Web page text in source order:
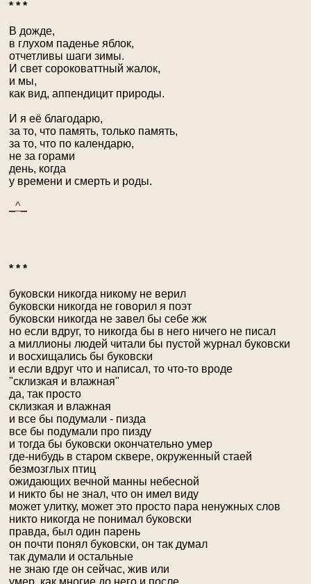
* * *
В дожде,
в глухом паденье яблок,
отчетливы шаги зимы.
И свет сороковаттный жалок,
и мы,
как вид, аппендицит природы.
И я её благодарю,
за то, что память, только память,
за то, что по календарю,
не за горами
день, когда
у времени и смерть и роды.
_^_
* * *
буковски никогда никому не верил
буковски никогда не говорил я поэт
буковски никогда не завел бы себе жж
но если вдруг, то никогда бы в него ничего не писал
а миллионы людей читали бы пустой журнал буковски
и восхищались бы буковски
и если вдруг что и написал, то что-то вроде
"склизкая и влажная"
да, так просто
склизкая и влажная
и все бы подумали - пизда
все бы подумали про пизду
и тогда бы буковски окончательно умер
где-нибудь в старом сквере, окруженный стаей
безмозглых птиц
ожидающих вечной манны небесной
и никто бы не знал, что он имел виду
может улитку, может это просто пара ненужных слов
никто никогда не понимал буковски
правда, был один парень
он почти понял буковски, он так думал
так думали и остальные
не знаю где он сейчас, жив или